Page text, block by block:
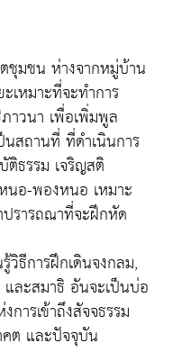
ชุมชน ห่างจากหมู่บ้าน
เหมาะที่จะทำการ
าวนา เพื่อเพิ่มพูล
นสถานที่ ที่ดำเนินการ
ธรรม เจริญสติ
อ-พองหนอ เหมาะ
ปรารถณาที่จะฝึกหัด
วิธีการฝึกเดินจงกลม,
และสมาธิ อันจะเป็นบ่อ
ารเข้าถึงสัจจธรรม
คต และปัจจุบัน